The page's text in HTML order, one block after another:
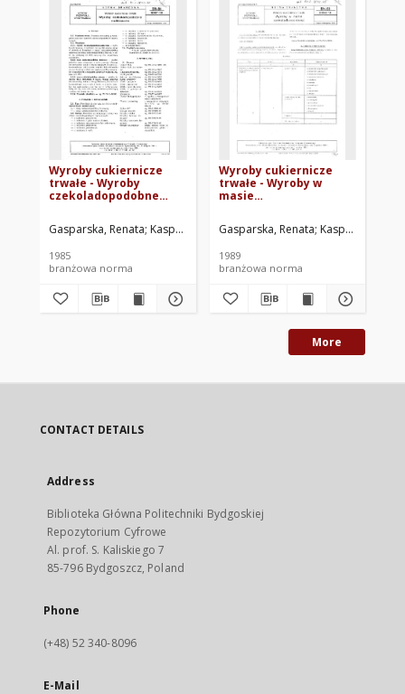
Wyroby cukiernicze
trwałe - Wyroby
czekoladopodobne
84/8097-18
Gasparska, Renata Kasprzycka, Jolanta Zrzeszenie Przedsiębiorstw
1985
branżowa norma
Wyroby cukiernicze
trwałe - Wyroby w
masie
88/8094-14
Gasparska, Renata Kasprzycka,
1989
branżowa norma
More
CONTACT DETAILS
Address
Biblioteka Główna Politechniki Bydgoskiej
Repozytorium Cyfrowe
Al. prof. S. Kaliskiego 7
85-796 Bydgoszcz, Poland
Phone
(+48) 52 340-8096
E-Mail